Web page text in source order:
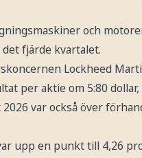
och
fjärde kvartalet.
Lockheed
per aktie om 5:80 dollar,
var också över
upp en punkt till 4,26